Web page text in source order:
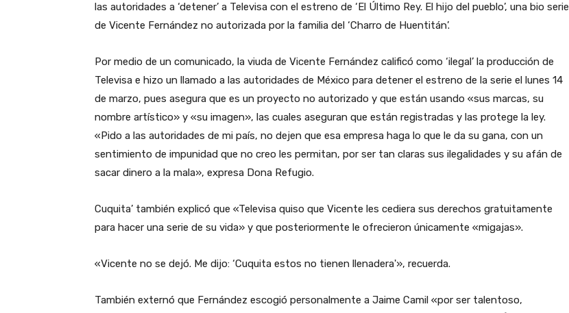
las autoridades a ‘detener’ a Televisa con el estreno de ‘El Último Rey. El hijo del pueblo’, una bio serie
de Vicente Fernández no autorizada por la familia del ‘Charro de Huentitán’.
Por medio de un comunicado, la viuda de Vicente Fernández calificó como ‘ilegal’ la producción de
Televisa e hizo un llamado a las autoridades de México para detener el estreno de la serie el lunes 14
de marzo, pues asegura que es un proyecto no autorizado y que están usando «sus marcas, su
nombre artístico» y «su imagen», las cuales aseguran que están registradas y las protege la ley.
«Pido a las autoridades de mi país, no dejen que esa empresa haga lo que le da su gana, con un
sentimiento de impunidad que no creo les permitan, por ser tan claras sus ilegalidades y su afán de
sacar dinero a la mala», expresa Dona Refugio.
Cuquita’ también explicó que «Televisa quiso que Vicente les cediera sus derechos gratuitamente
para hacer una serie de su vida» y que posteriormente le ofrecieron únicamente «migajas».
«Vicente no se dejó. Me dijo: ‘Cuquita estos no tienen llenadera'», recuerda.
También externó que Fernández escogió personalmente a Jaime Camil «por ser talentoso,